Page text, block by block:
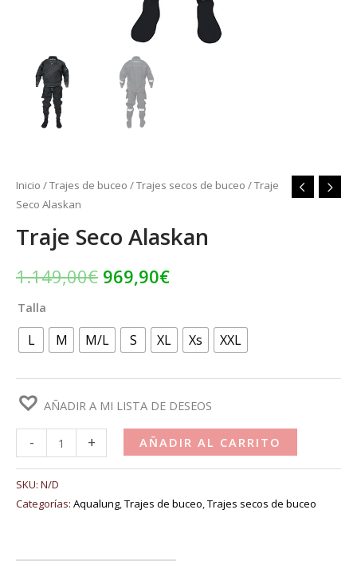
Inicio /Trajes de buceo /Trajes secos de buceo / Traje
Seco Alaskan
Traje Seco Alaskan
1.149,00€ 969,90€
Talla
L M M/L S XL Xs XXL
AÑADIR A MI LISTA DE DESEOS
- + AÑADIR AL CARRITO
SKU: N/D
Categorías: Aqualung,Trajes de buceo,Trajes secos de buceo